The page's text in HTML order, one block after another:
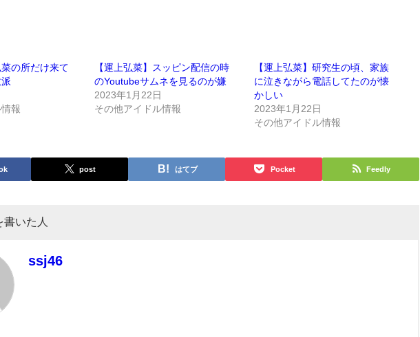
菜の所だけ来て
報
【運上弘菜】スッピン配信の時
のYoutubeサムネを見るのが嫌
2023年1月22日
その他アイドル情報
【運上弘菜】研究生の頃、家族
に泣きながら電話してたのが懐
かしい
2023年1月22日
その他アイドル情報
post はてブ Pocket Feedly
書いた人
ssj46